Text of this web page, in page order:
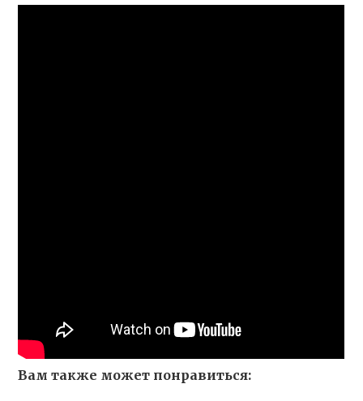
Вам также может понравиться: